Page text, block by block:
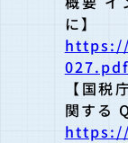
に】
027.pdf
【国税
関する